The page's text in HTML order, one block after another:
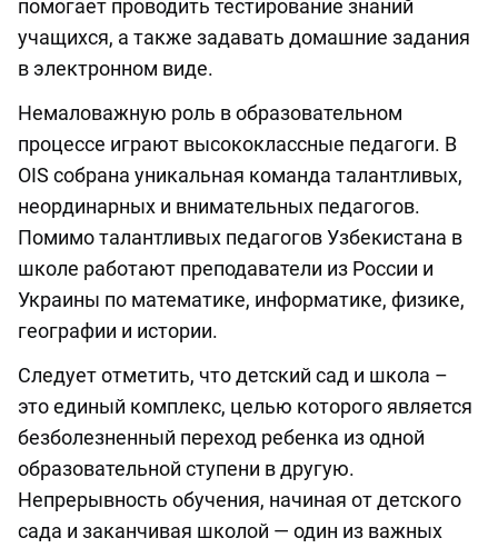
помогает проводить тестирование знаний
учащихся, а также задавать домашние задания
в электронном виде.
Немаловажную роль в образовательном
процессе играют высококлассные педагоги. В
OIS собрана уникальная команда талантливых,
неординарных и внимательных педагогов.
Помимо талантливых педагогов Узбекистана в
школе работают преподаватели из России и
Украины по математике, информатике, физике,
географии и истории.
Следует отметить, что детский сад и школа –
это единый комплекс, целью которого является
безболезненный переход ребенка из одной
образовательной ступени в другую.
Непрерывность обучения, начиная от детского
сада и заканчивая школой — один из важных